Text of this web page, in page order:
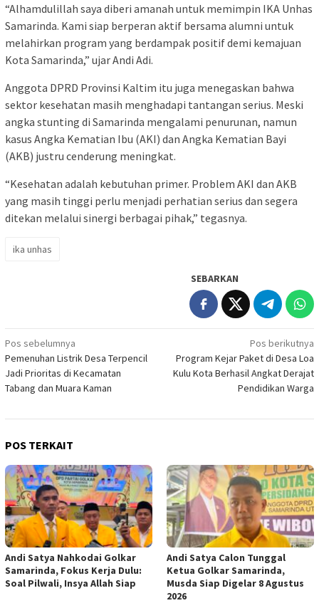
“Alhamdulillah saya diberi amanah untuk memimpin IKA Unhas
Samarinda. Kami siap berperan aktif bersama alumni untuk
melahirkan program yang berdampak positif demi kemajuan
Kota Samarinda,” ujar Andi Adi.
Anggota DPRD Provinsi Kaltim itu juga menegaskan bahwa
sektor kesehatan masih menghadapi tantangan serius. Meski
angka stunting di Samarinda mengalami penurunan, namun
kasus Angka Kematian Ibu (AKI) dan Angka Kematian Bayi
(AKB) justru cenderung meningkat.
“Kesehatan adalah kebutuhan primer. Problem AKI dan AKB
yang masih tinggi perlu menjadi perhatian serius dan segera
ditekan melalui sinergi berbagai pihak,” tegasnya.
ika unhas
SEBARKAN
Navigasi
pos
Pos sebelumnya
Pemenuhan Listrik Desa Terpencil
Jadi Prioritas di Kecamatan
Tabang dan Muara Kaman
Pos berikutnya
Program Kejar Paket di Desa Loa
Kulu Kota Berhasil Angkat Derajat
Pendidikan Warga
POS TERKAIT
Andi Satya Nahkodai Golkar
Samarinda, Fokus Kerja Dulu:
Soal Pilwali, Insya Allah Siap
Andi Satya Calon Tunggal
Ketua Golkar Samarinda,
Musda Siap Digelar 8 Agustus
2026